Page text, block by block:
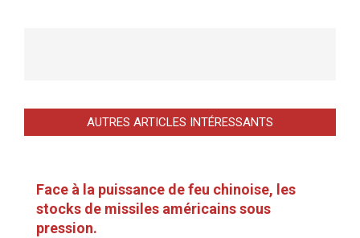
AUTRES ARTICLES INTÉRESSANTS
Face à la puissance de feu chinoise, les
stocks de missiles américains sous
pression.